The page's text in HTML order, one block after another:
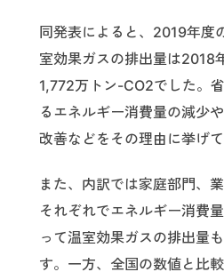
同発表によると、2019年度
室効果ガスの排出量は2018
1,772万トン-CO2でした。
るエネルギー消費量の減少
改善などをその理由に挙げて
また、内訳では家庭部門、
それぞれでエネルギー消費
って温室効果ガスの排出量
す。一方、全国の数値と比